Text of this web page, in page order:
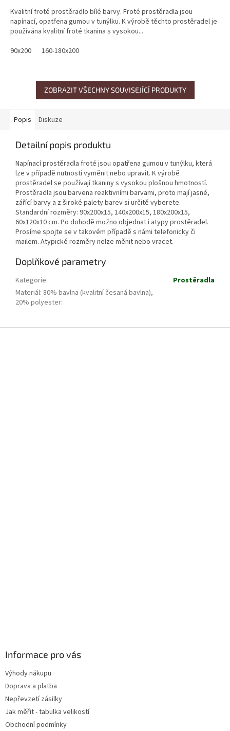
Kvalitní froté prostěradlo bílé barvy. Froté prostěradla jsou
napínací, opatřena gumou v tunýlku. K výrobě těchto prostěradel je
používána kvalitní froté tkanina s vysokou...
90x200
160-180x200
ZOBRAZIT VŠECHNY SOUVISEJÍCÍ PRODUKTY
Popis Diskuze
Detailní popis produktu
Napínací prostěradla froté jsou opatřena gumou v tunýlku, která
lze v případě nutnosti vyměnit nebo upravit. K výrobě
prostěradel se používají tkaniny s vysokou plošnou hmotností.
Prostěradla jsou barvena reaktivními barvami, proto mají jasné,
zářící barvy a z široké palety barev si určitě vyberete.
Standardní rozměry: 90x200x15, 140x200x15, 180x200x15,
60x120x10 cm. Po dohodě možno objednat i atypy prostěradel.
Prosíme spojte se v takovém případě s námi telefonicky či
mailem. Atypické rozměry nelze měnit nebo vracet.
Doplňkové parametry
Kategorie:
Prostěradla
Materiál: 80% bavlna (kvalitní česaná bavlna),
20% polyester:
Informace pro vás
Výhody nákupu
Doprava a platba
Nepřevzetí zásilky
Jak měřit - tabulka velikostí
Obchodní podmínky